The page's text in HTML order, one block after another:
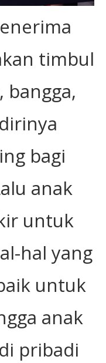
timbul
bangga,
bagi
anak
untuk
hal yang
untuk
anak
pribadi